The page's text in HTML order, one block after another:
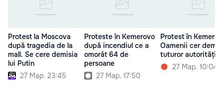
Protest la Moscova
după tragedia de la
mall. Se cere demisia
lui Putin
27 Мар. 23:45
Proteste în Kemerovo
după incendiul ce a
omorât 64 de
persoane
27 Мар. 17:50
Protest în
Oamenii cer
tuturor
27 Мар. 10:04